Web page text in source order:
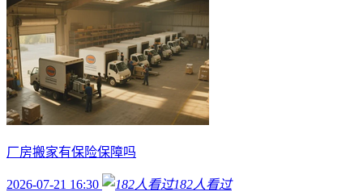
厂房搬家有保险保障吗
2026-07-21 16:30 182人看过